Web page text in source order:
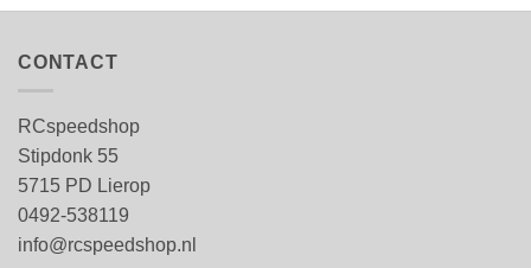
CONTACT
RCspeedshop
Stipdonk 55
5715 PD Lierop
0492-538119
info@rcspeedshop.nl